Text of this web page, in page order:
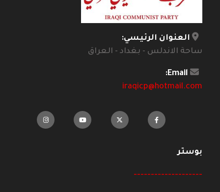
العنوان الرئيسي:
ساحة الاندلس - بغداد - العراق
Email:
iraqicp@hotmail.com
بوستر
--------------------